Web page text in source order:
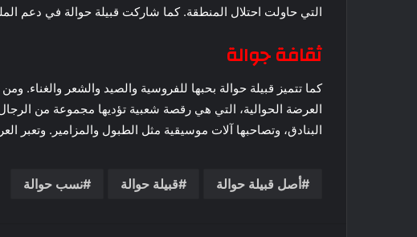
التي حاولت احتلال المنطقة. كما شاركت قبيلة حوالة في دعم
ثقافة جوالة
كما تتميز قبيلة حوالة بحبها للفروسية والصيد والشعر والغناء.
العرضة الحوالية، التي هي رقصة شعبية تؤديها مجموعة من
البنادق، وتصاحبها آلات موسيقية مثل الطبول والمزامير. وتعبر
أصل قبيلة حوالة قبيلة حوالة نسب حوالة